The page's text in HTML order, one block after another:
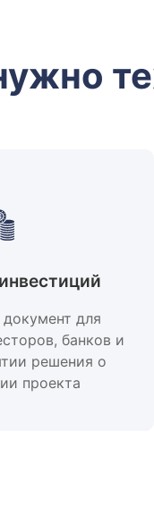
для
банков и
решения о
проекта